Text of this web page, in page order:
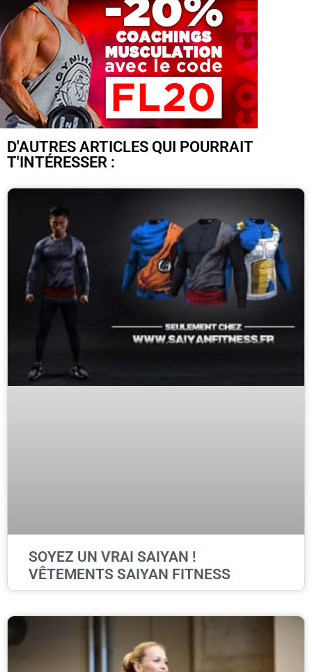
D'AUTRES ARTICLES QUI POURRAIT
T'INTÉRESSER :
SOYEZ UN VRAI SAIYAN !
VÊTEMENTS SAIYAN FITNESS